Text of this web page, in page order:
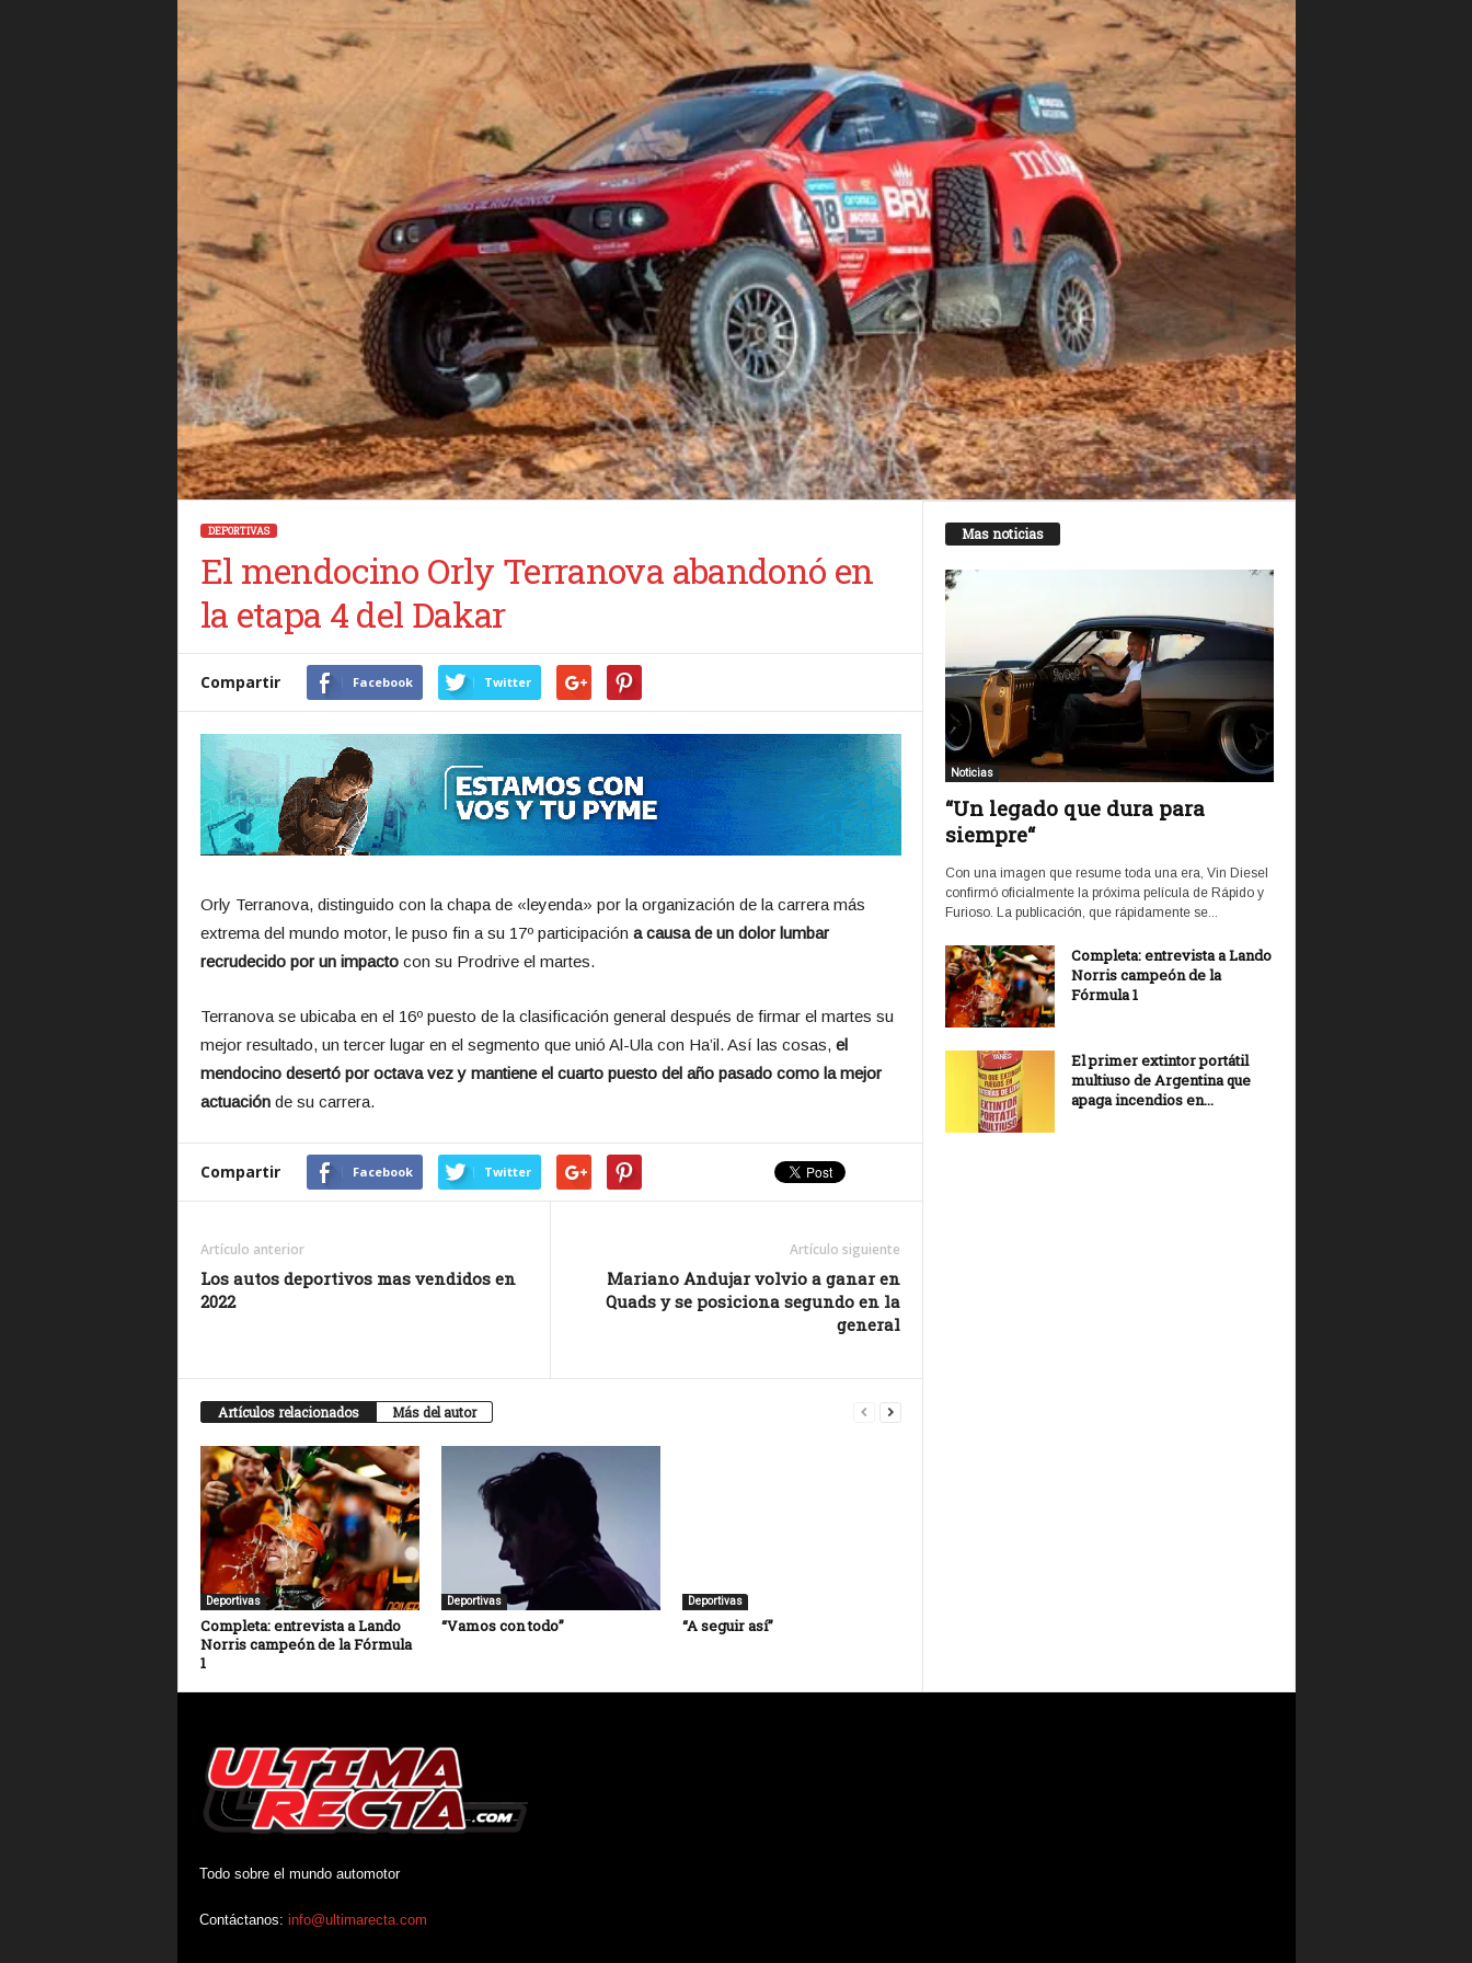
DEPORTIVAS
El mendocino Orly Terranova abandonó en
la etapa 4 del Dakar
Compartir Facebook Twitter
Orly Terranova, distinguido con la chapa de «leyenda» por la organización de la carrera más
extrema del mundo motor, le puso fin a su 17º participación a causa de un dolor lumbar
recrudecido por un impacto con su Prodrive el martes.
Terranova se ubicaba en el 16º puesto de la clasificación general después de firmar el martes su
mejor resultado, un tercer lugar en el segmento que unió Al-Ula con Ha’il. Así las cosas, el
mendocino desertó por octava vez y mantiene el cuarto puesto del año pasado como la mejor
actuación de su carrera.
Compartir Facebook Twitter
Artículo anterior
Los autos deportivos mas vendidos en
2022
Artículo siguiente
Mariano Andujar volvio a ganar en
Quads y se posiciona segundo en la
general
Artículos relacionados Más del autor
Deportivas
Completa: entrevista a Lando
Norris campeón de la Fórmula
1
Deportivas
“Vamos con todo”
Deportivas
“A seguir así”
Mas noticias
Noticias
“Un legado que dura para
siempre“
Con una imagen que resume toda una era, Vin Diesel
confirmó oficialmente la próxima película de Rápido y
Furioso. La publicación, que rápidamente se...
Completa: entrevista a Lando
Norris campeón de la
Fórmula 1
El primer extintor portátil
multiuso de Argentina que
apaga incendios en...
Todo sobre el mundo automotor
Contáctanos: info@ultimarecta.com